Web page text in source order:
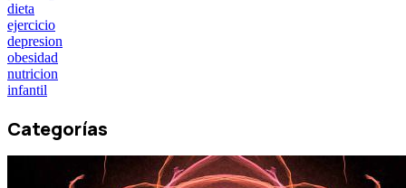
dieta
ejercicio
depresion
obesidad
nutricion
infantil
Categorías